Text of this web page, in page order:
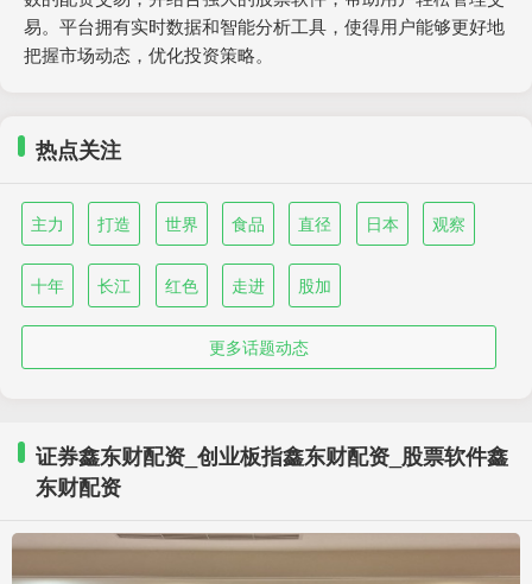
易。平台拥有实时数据和智能分析工具，使得用户能够更好地
把握市场动态，优化投资策略。
热点关注
主力 打造 世界 食品 直径 日本 观察
十年 长江 红色 走进 股加
更多话题动态
证券鑫东财配资_创业板指鑫东财配资_股票软件鑫
东财配资